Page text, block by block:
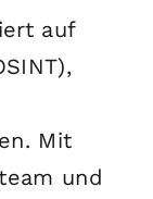
auf
Mit
und